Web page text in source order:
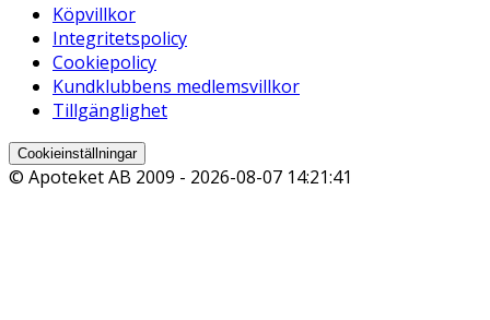
Köpvillkor
Integritetspolicy
Cookiepolicy
Kundklubbens medlemsvillkor
Tillgänglighet
Cookieinställningar
© Apoteket AB 2009 - 2026-08-07 14:21:41